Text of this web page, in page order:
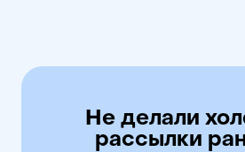
Не делали
рассылки